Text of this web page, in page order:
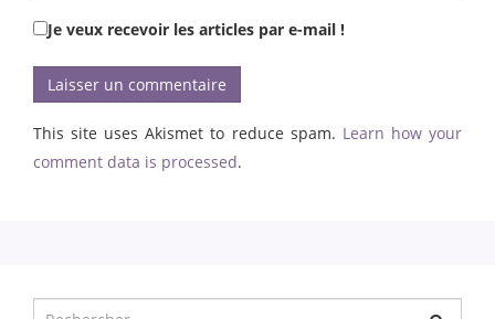
Je veux recevoir les articles par e-mail !
This site uses Akismet to reduce spam. Learn how your
comment data is processed.